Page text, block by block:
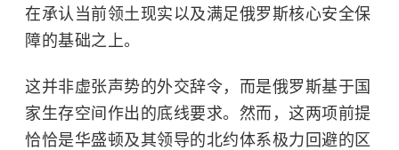
在承认当前领土现实以及满足俄罗斯核心安全保
障的基础之上。
这并非虚张声势的外交辞令，而是俄罗斯基于国
家生存空间作出的底线要求。然而，这两项前提
恰恰是华盛顿及其领导的北约体系极力回避的区